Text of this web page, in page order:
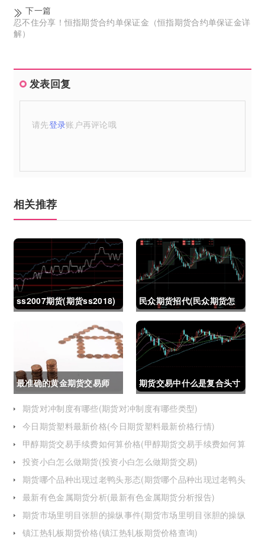
下一篇
忍不住分享！恒指期货合约单保证金（恒指期货合约单保证金详
解）
发表回复
请先登录账户再评论哦
相关推荐
ss2007期货(期货ss2018)
民众期货招代(民众期货怎
么了)
最准确的黄金期货交易师
(最准确的黄金期货交易师
是谁)
期货交易中什么是复合头寸
(期货交易中什么是复合头
寸交易)
期货对冲制度有哪些(期货对冲制度有哪些类型)
今日期货塑料最新价格(今日期货塑料最新价格行情)
甲醇期货交易手续费如何算价格(甲醇期货交易手续费如何算
价格的)
投资小白怎么做期货(投资小白怎么做期货交易)
期货哪个品种出现过老鸭头形态(期货哪个品种出现过老鸭头
形态的变化)
最新有色金属期货分析(最新有色金属期货分析报告)
期货市场里明目张胆的操纵事件(期货市场里明目张胆的操纵
事件是什么)
镇江热轧板期货价格(镇江热轧板期货价格查询)